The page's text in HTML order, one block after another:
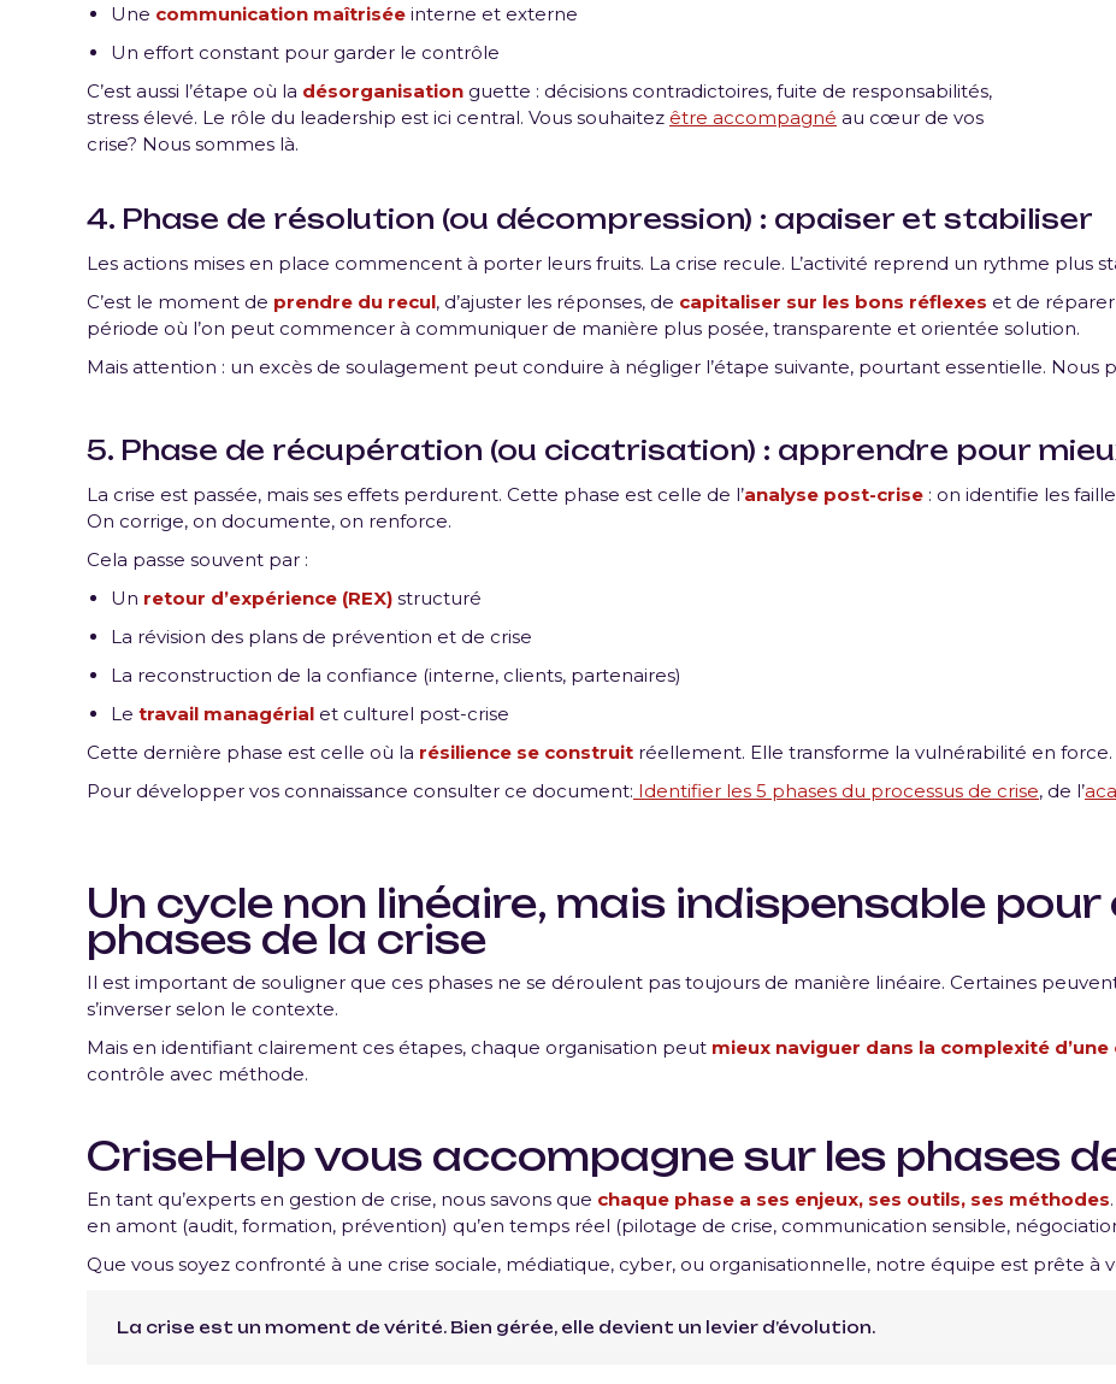
Une communication maîtrisée interne et externe
Un effort constant pour garder le contrôle
C’est aussi l’étape où la désorganisation guette : décisions contradictoires, fuite de responsabilités,
stress élevé. Le rôle du leadership est ici central. Vous souhaitez être accompagné au cœur de vos
crise? Nous sommes là.
4. Phase de résolution (ou décompression) : apaiser et stabiliser
Les actions mises en place commencent à porter leurs fruits. La crise recule. L’activité reprend un rythme plus
C’est le moment de prendre du recul, d’ajuster les réponses, de capitaliser sur les bons réflexes et de réparer
période où l’on peut commencer à communiquer de manière plus posée, transparente et orientée solution.
Mais attention : un excès de soulagement peut conduire à négliger l’étape suivante, pourtant essentielle. Nous
5. Phase de récupération (ou cicatrisation) : apprendre pour
La crise est passée, mais ses effets perdurent. Cette phase est celle de l’analyse post-crise : on identifie les
On corrige, on documente, on renforce.
Cela passe souvent par :
Un retour d’expérience (REX) structuré
La révision des plans de prévention et de crise
La reconstruction de la confiance (interne, clients, partenaires)
Le travail managérial et culturel post-crise
Cette dernière phase est celle où la résilience se construit réellement. Elle transforme la vulnérabilité en force.
Pour développer vos connaissance consulter ce document: Identifier les 5 phases du processus de crise, de l’
Un cycle non linéaire, mais indispensable
phases de la crise
Il est important de souligner que ces phases ne se déroulent pas toujours de manière linéaire. Certaines
s’inverser selon le contexte.
Mais en identifiant clairement ces étapes, chaque organisation peut mieux naviguer dans la complexité d’une
contrôle avec méthode.
CriseHelp vous accompagne sur les phases
En tant qu’experts en gestion de crise, nous savons que chaque phase a ses enjeux, ses outils, ses méthodes
en amont (audit, formation, prévention) qu’en temps réel (pilotage de crise, communication sensible,
Que vous soyez confronté à une crise sociale, médiatique, cyber, ou organisationnelle, notre équipe est prête à
La crise est un moment de vérité. Bien gérée, elle devient un levier d’évolution.